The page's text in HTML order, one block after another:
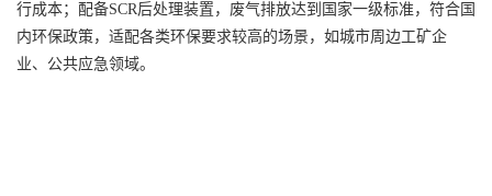
行成本；配备SCR后处理装置，废气排放达到国家一级标准，符合国
内环保政策，适配各类环保要求较高的场景，如城市周边工矿企
业、公共应急领域。